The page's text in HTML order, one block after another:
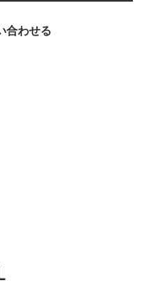
合わせる